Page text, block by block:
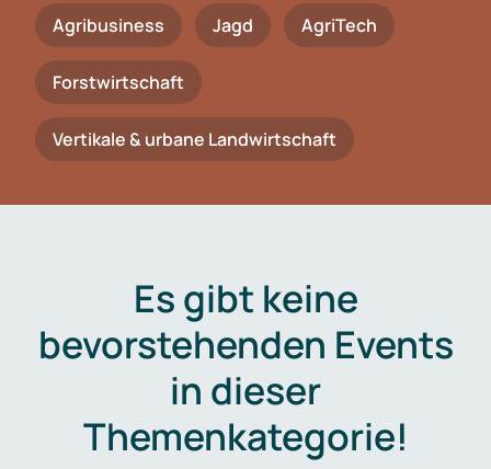
Agribusiness Jagd AgriTech
Forstwirtschaft
Vertikale & urbane Landwirtschaft
Es gibt keine
bevorstehenden Events
in dieser
Themenkategorie!